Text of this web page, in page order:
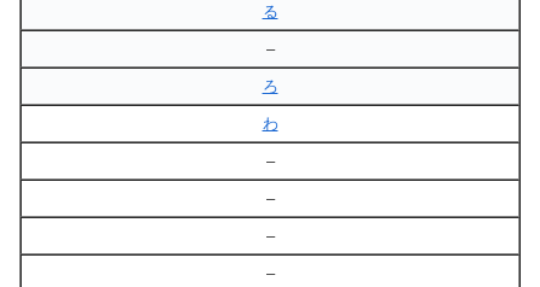
る
–
ろ
わ
–
–
–
–